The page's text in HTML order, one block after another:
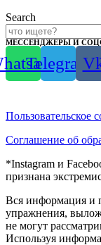
Search
МЕССЕНДЖЕРЫ И
Telegram
Пользовательское
Соглашение об
*Instagram и
признана
Вся информация и
упражнения,
не могут
Используя